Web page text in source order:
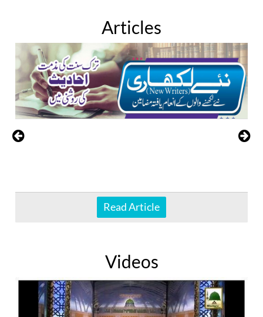
Articles
Read Article
Videos